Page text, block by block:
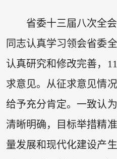
省委十三届八次全
同志认真学习领会省委
认真研究和修改完善，
求意见。从征求意见情
给予充分肯定。一致认
清晰明确，目标举措精
量发展和现代化建设产